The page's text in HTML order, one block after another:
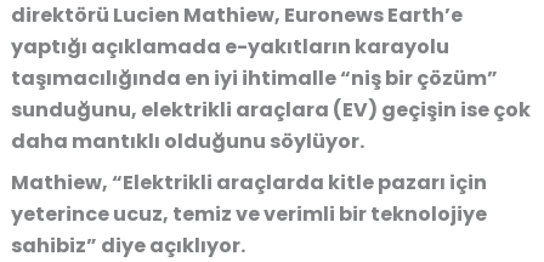
direktörü Lucien Mathiew, Euronews Earth’e
yaptığı açıklamada e-yakıtların karayolu
taşımacılığında en iyi ihtimalle “niş bir çözüm”
sunduğunu, elektrikli araçlara (EV) geçişin ise çok
daha mantıklı olduğunu söylüyor.
Mathiew, “Elektrikli araçlarda kitle pazarı için
yeterince ucuz, temiz ve verimli bir teknolojiye
sahibiz” diye açıklıyor.